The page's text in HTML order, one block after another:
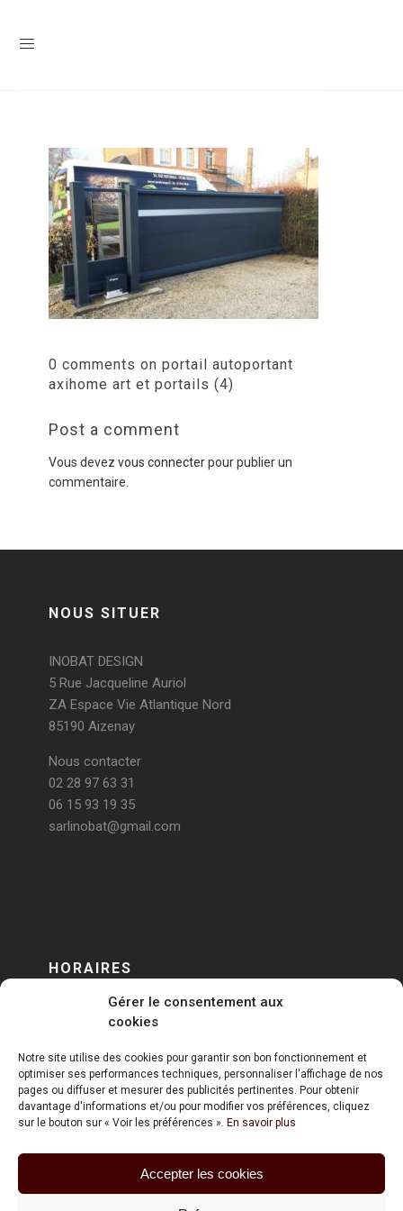
Gérer le consentement aux
cookies
Notre site utilise des cookies pour garantir son bon fonctionnement et
optimiser ses performances techniques, personnaliser l'affichage de nos
pages ou diffuser et mesurer des publicités pertinentes. Pour obtenir
davantage d'informations et/ou pour modifier vos préférences, cliquez
sur le bouton sur « Voir les préférences ». En savoir plus
Accepter les cookies
0 comments on portail autoportant
axihome art et portails (4)
Post a comment
Vous devez vous connecterpour publier un
commentaire.
NOUS SITUER
INOBAT DESIGN
5 Rue Jacqueline Auriol
ZA Espace Vie Atlantique Nord
85190 Aizenay
Nous contacter
02 28 97 63 31
06 15 93 19 35
sarlinobat@gmail.com
HORAIRES
DU LUNDI AU VENDREDI